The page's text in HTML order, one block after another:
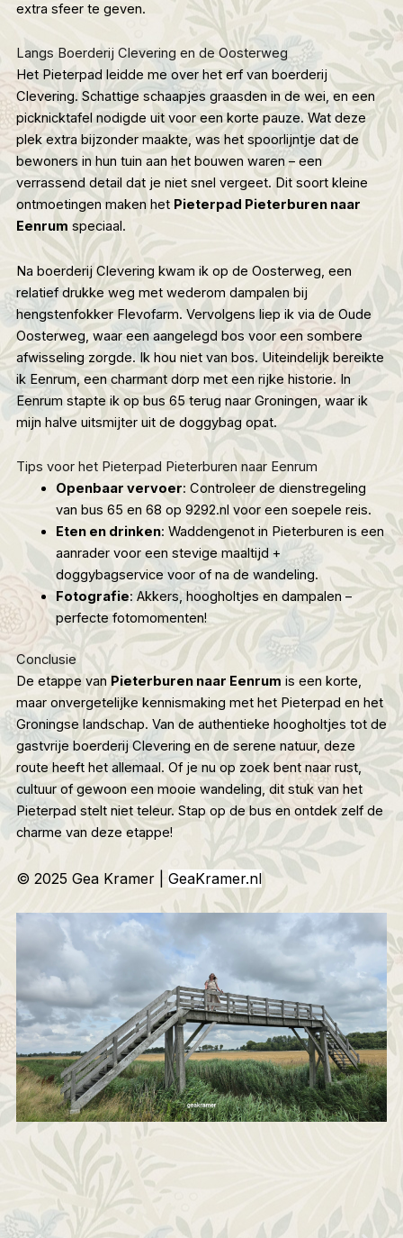
extra sfeer te geven.
Langs Boerderij Clevering en de Oosterweg
Het Pieterpad leidde me over het erf van boerderij
Clevering. Schattige schaapjes graasden in de wei, en een
picknicktafel nodigde uit voor een korte pauze. Wat deze
plek extra bijzonder maakte, was het spoorlijntje dat de
bewoners in hun tuin aan het bouwen waren – een
verrassend detail dat je niet snel vergeet. Dit soort kleine
ontmoetingen maken het Pieterpad Pieterburen naar
Eenrum speciaal.
Na boerderij Clevering kwam ik op de Oosterweg, een
relatief drukke weg met wederom dampalen bij
hengstenfokker Flevofarm. Vervolgens liep ik via de Oude
Oosterweg, waar een aangelegd bos voor een sombere
afwisseling zorgde. Ik hou niet van bos. Uiteindelijk bereikte
ik Eenrum, een charmant dorp met een rijke historie. In
Eenrum stapte ik op bus 65 terug naar Groningen, waar ik
mijn halve uitsmijter uit de doggybag opat.
Tips voor het Pieterpad Pieterburen naar Eenrum
Openbaar vervoer: Controleer de dienstregeling
van bus 65 en 68 op 9292.nl voor een soepele reis.
Eten en drinken: Waddengenot in Pieterburen is een
aanrader voor een stevige maaltijd +
doggybagservice voor of na de wandeling.
Fotografie: Akkers, hoogholtjes en dampalen –
perfecte fotomomenten!
Conclusie
De etappe van Pieterburen naar Eenrum is een korte,
maar onvergetelijke kennismaking met het Pieterpad en het
Groningse landschap. Van de authentieke hoogholtjes tot de
gastvrije boerderij Clevering en de serene natuur, deze
route heeft het allemaal. Of je nu op zoek bent naar rust,
cultuur of gewoon een mooie wandeling, dit stuk van het
Pieterpad stelt niet teleur. Stap op de bus en ontdek zelf de
charme van deze etappe!
© 2025 Gea Kramer | GeaKramer.nl